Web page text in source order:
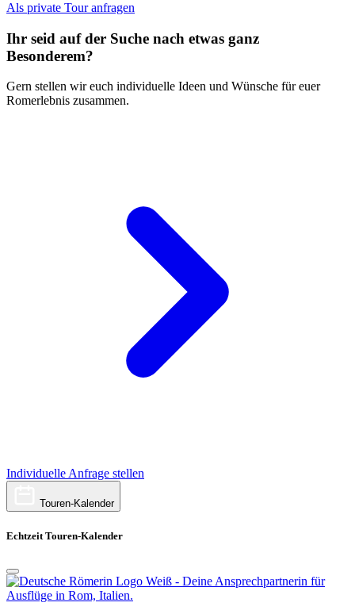
Als private Tour anfragen
Ihr seid auf der Suche nach etwas ganz
Besonderem?
Gern stellen wir euch individuelle Ideen und Wünsche für euer
Romerlebnis zusammen.
Individuelle Anfrage stellen
Touren-Kalender
Echtzeit Touren-Kalender